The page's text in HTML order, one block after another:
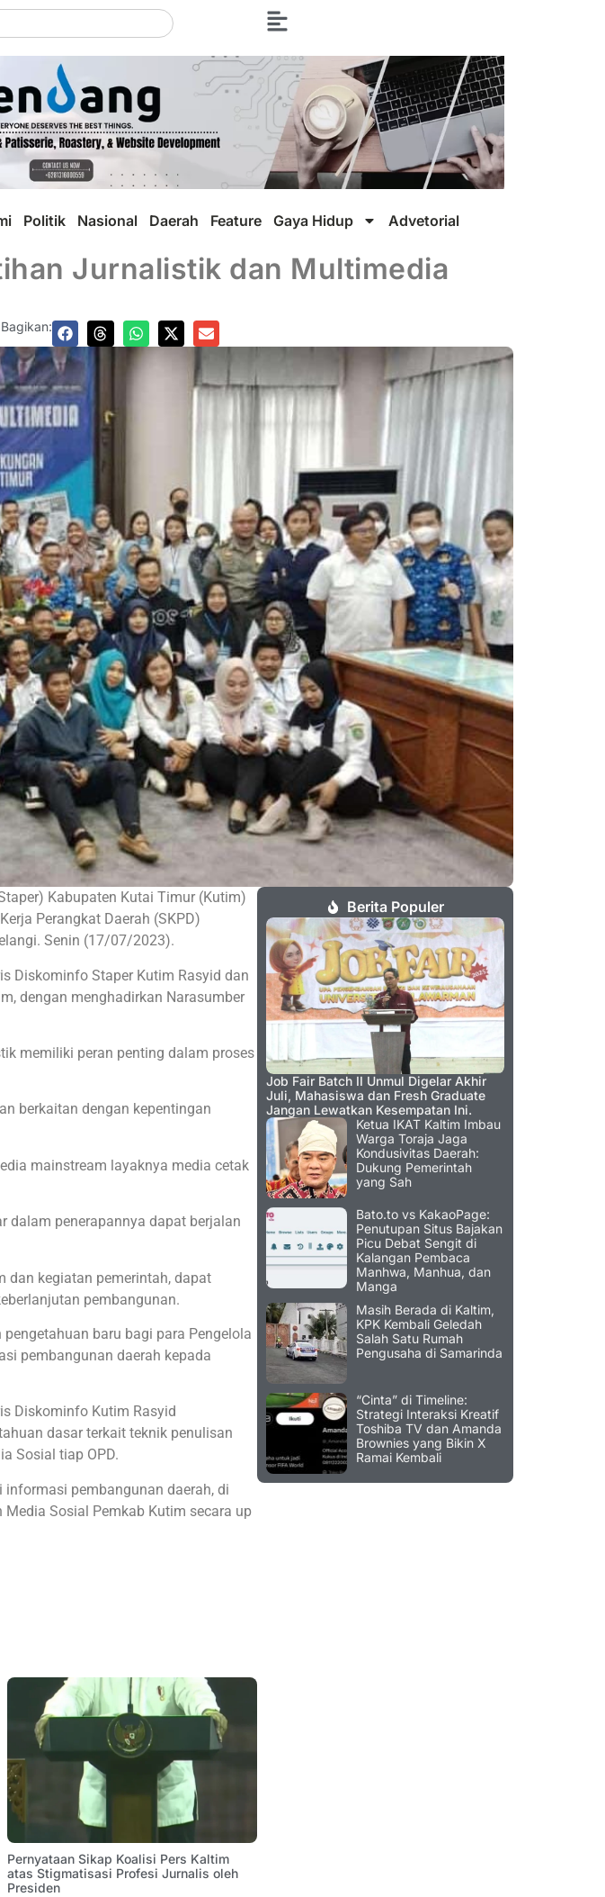
Politik Nasional Daerah Feature Gaya Hidup Advetorial
Jurnalistik dan Multimedia
Bagikan:
Kabupaten Kutai Timur (Kutim)
Perangkat Daerah (SKPD)
Senin (17/07/2023).
Diskominfo Staper Kutim Rasyid dan
dengan menghadirkan Narasumber
memiliki peran penting dalam proses
berkaitan dengan kepentingan
mainstream layaknya media cetak
dalam penerapannya dapat berjalan
dan kegiatan pemerintah, dapat
pembangunan.
baru bagi para Pengelola
pembangunan daerah kepada
Diskominfo Kutim Rasyid
dasar terkait teknik penulisan
Sosial tiap OPD.
pembangunan daerah, di
Sosial Pemkab Kutim secara up
Pernyataan Sikap Koalisi Pers Kaltim
atas Stigmatisasi Profesi Jurnalis oleh
Presiden
Berita Populer
Job Fair Batch II Unmul Digelar Akhir
Juli, Mahasiswa dan Fresh Graduate
Jangan Lewatkan Kesempatan Ini.
Ketua IKAT Kaltim Imbau
Warga Toraja Jaga
Kondusivitas Daerah:
Dukung Pemerintah
yang Sah
Bato.to vs KakaoPage:
Penutupan Situs Bajakan
Picu Debat Sengit di
Kalangan Pembaca
Manhwa, Manhua, dan
Manga
Masih Berada di Kaltim,
KPK Kembali Geledah
Salah Satu Rumah
Pengusaha di Samarinda
“Cinta” di Timeline:
Strategi Interaksi Kreatif
Toshiba TV dan Amanda
Brownies yang Bikin X
Ramai Kembali